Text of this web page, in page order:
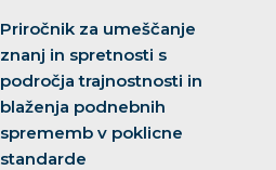
dokument
Priročnik za umeščanje
znanj in spretnosti s
področja trajnostnosti in
blaženja podnebnih
sprememb v poklicne
standarde